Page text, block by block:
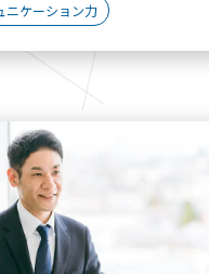
ニケーション力